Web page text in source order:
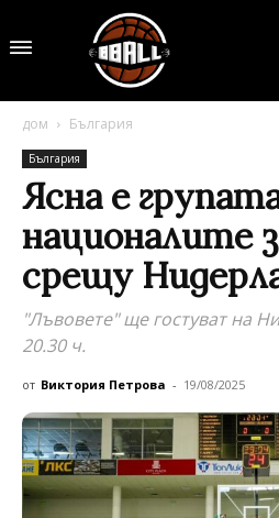
дом България
България
Ясна е
националите
срещу
"Лъвовете" ще гостуват на
20.30 ч.
от Виктория Петрова - 19/08/2025